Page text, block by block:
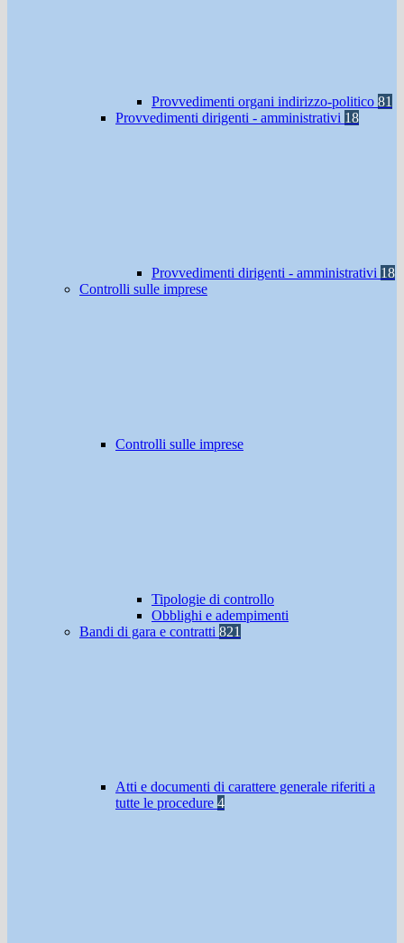
Provvedimenti organi indirizzo-politico 81
Provvedimenti dirigenti - amministrativi 18
Provvedimenti dirigenti - amministrativi 18
Controlli sulle imprese
Controlli sulle imprese
Tipologie di controllo
Obblighi e adempimenti
Bandi di gara e contratti 821
Atti e documenti di carattere generale riferiti a
tutte le procedure 4